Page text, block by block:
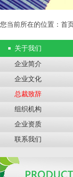
您当前所在的位置：首
关于我们
企业简介
企业文化
总裁致辞
组织机构
企业资质
联系我们